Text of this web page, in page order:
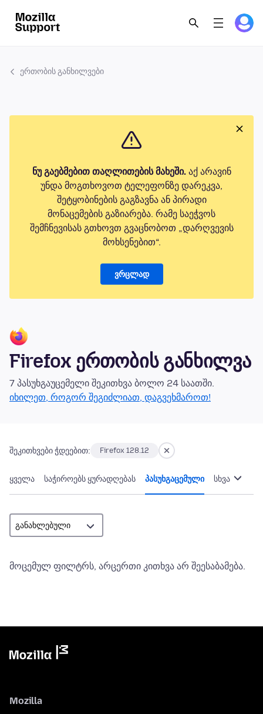
ერთობის განხილვები
ნუ გაებმებით თაღლითების მახეში.აქ არავინ
უნდა მოგთხოვოთ ტელეფონზე დარეკვა,
შეტყობინების გაგზავნა ან პირადი
მონაცემების გაზიარება. რამე საეჭვოს
შემჩნევისას გთხოვთ გვაცნობოთ „დარღვევის
მოხსენებით“.
ვრცლად
Firefox ერთობის განხილვა
7 პასუხგაუცემელი შეკითხვა ბოლო 24 საათში.
იხილეთ, როგორ შეგიძლიათ, დაგვეხმაროთ!
შეკითხვები ჭდეებით: Firefox 128.12
ყველა საჭიროებს ყურადღებას პასუხგაცემული სხვა
მოცემულ ფილტრს, არცერთი კითხვა არ შეესაბამება.
Mozilla